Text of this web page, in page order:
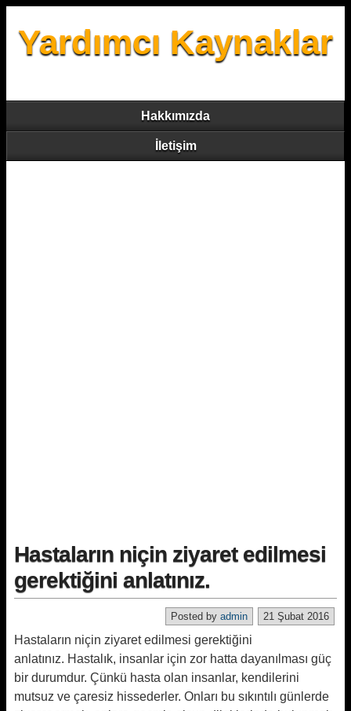
Yardımcı Kaynaklar
Hakkımızda
İletişim
Hastaların niçin ziyaret edilmesi
gerektiğini anlatınız.
21 Şubat 2016
Posted by admin
Hastaların niçin ziyaret edilmesi gerektiğini
anlatınız. Hastalık, insanlar için zor hatta dayanılması güç
bir durumdur. Çünkü hasta olan insanlar, kendilerini
mutsuz ve çaresiz hissederler. Onları bu sıkıntılı günlerde